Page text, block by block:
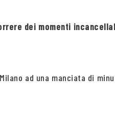
dei momenti
ad una manciata di